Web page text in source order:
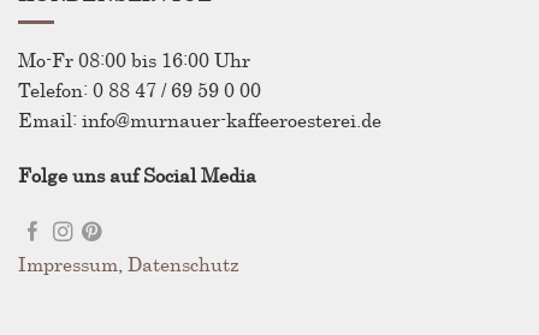
werden
Mo-Fr 08:00 bis 16:00 Uhr
Telefon: 0 88 47 / 69 59 0 00
Email: info@murnauer-kaffeeroesterei.de
Folge uns auf Social Media
Impressum Datenschutz